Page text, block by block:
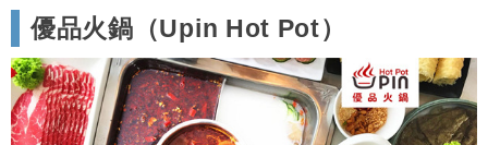
優品火鍋（Upin Hot Pot）